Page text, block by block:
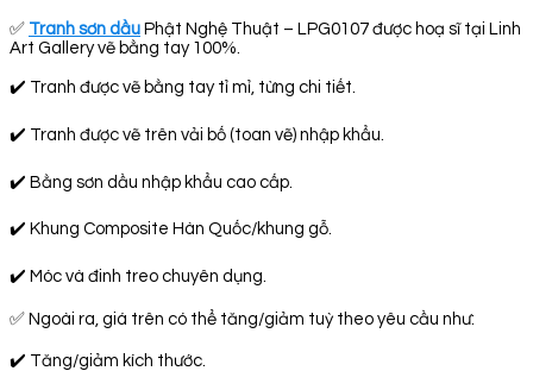
✅ Tranh sơn dầu Phật Nghệ Thuật – LPG0107 được hoạ sĩ tại Linh
Art Gallery vẽ bằng tay 100%.
✔️ Tranh được vẽ bằng tay tỉ mỉ, từng chi tiết.
✔️ Tranh được vẽ trên vải bố (toan vẽ) nhập khẩu.
✔️ Bằng sơn dầu nhập khẩu cao cấp.
✔️ Khung Composite Hàn Quốc/khung gỗ.
✔️ Móc và đinh treo chuyên dụng.
✅ Ngoài ra, giá trên có thể tăng/giảm tuỳ theo yêu cầu như:
✔️ Tăng/giảm kích thước.